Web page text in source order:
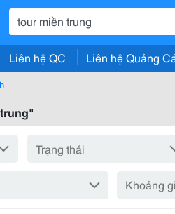
Liên hệ QC Liên hệ Quảng
Khoảng